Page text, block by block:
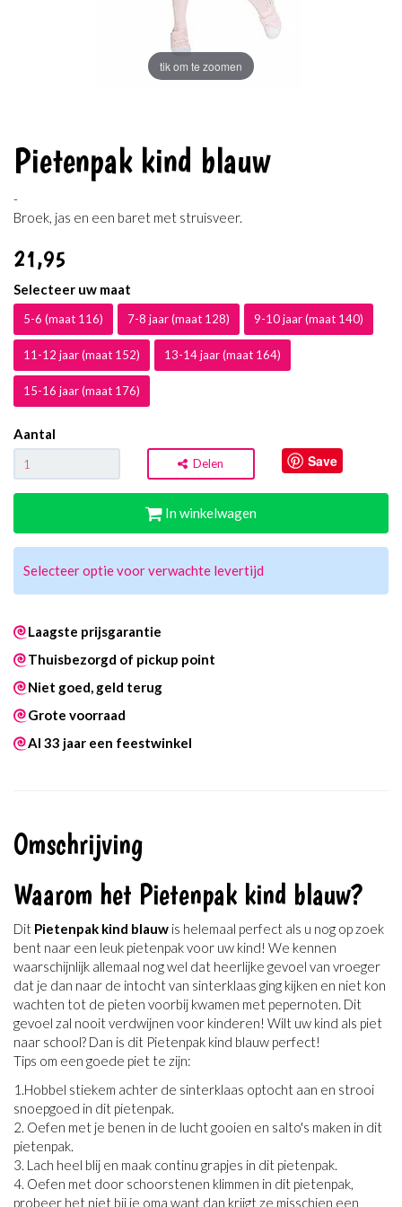
tik om te zoomen
Pietenpak kind blauw
-
Broek, jas en een baret met struisveer.
21,95
Selecteer uw maat
5-6 (maat 116) 7-8 jaar (maat 128) 9-10 jaar (maat 140)
11-12 jaar (maat 152) 13-14 jaar (maat 164)
15-16 jaar (maat 176)
Aantal
Delen Save
In winkelwagen
Selecteer optie voor verwachte levertijd
Laagste prijsgarantie
Thuisbezorgd of pickup point
Niet goed, geld terug
Grote voorraad
Al 33 jaar een feestwinkel
Omschrijving
Waarom het Pietenpak kind blauw?
Dit Pietenpak kind blauw is helemaal perfect als u nog op zoek
bent naar een leuk pietenpak voor uw kind! We kennen
waarschijnlijk allemaal nog wel dat heerlijke gevoel van vroeger
dat je dan naar de intocht van sinterklaas ging kijken en niet kon
wachten tot de pieten voorbij kwamen met pepernoten. Dit
gevoel zal nooit verdwijnen voor kinderen! Wilt uw kind als piet
naar school? Dan is dit Pietenpak kind blauw perfect!
Tips om een goede piet te zijn:
1.Hobbel stiekem achter de sinterklaas optocht aan en strooi
snoepgoed in dit pietenpak.
2. Oefen met je benen in de lucht gooien en salto's maken in dit
pietenpak.
3. Lach heel blij en maak continu grapjes in dit pietenpak.
4. Oefen met door schoorstenen klimmen in dit pietenpak,
probeer het niet bij je oma want dan krijgt ze misschien een